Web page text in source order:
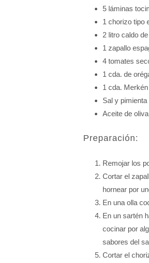
5 láminas
1 chorizo tipo
2 litro caldo
1 zapallo
4 tomates
1 cda. de
1 cda. Merkén
Sal y pimienta
Aceite de oliva
Preparación:
Remojar los
Cortar el
hornear por
En una olla
En un sartén
cocinar por
sabores del
Cortar el